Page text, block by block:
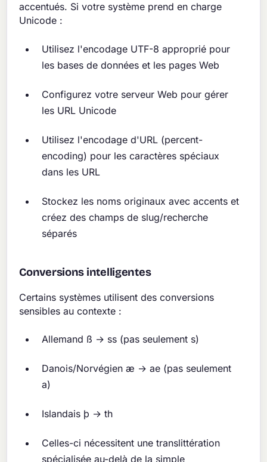
accentués. Si votre système prend en charge
Unicode :
Utilisez l'encodage UTF-8 approprié pour
les bases de données et les pages Web
Configurez votre serveur Web pour gérer
les URL Unicode
Utilisez l'encodage d'URL (percent-
encoding) pour les caractères spéciaux
dans les URL
Stockez les noms originaux avec accents et
créez des champs de slug/recherche
séparés
Conversions intelligentes
Certains systèmes utilisent des conversions
sensibles au contexte :
Allemand ß → ss (pas seulement s)
Danois/Norvégien æ → ae (pas seulement
a)
Islandais þ → th
Celles-ci nécessitent une translittération
spécialisée au-delà de la simple